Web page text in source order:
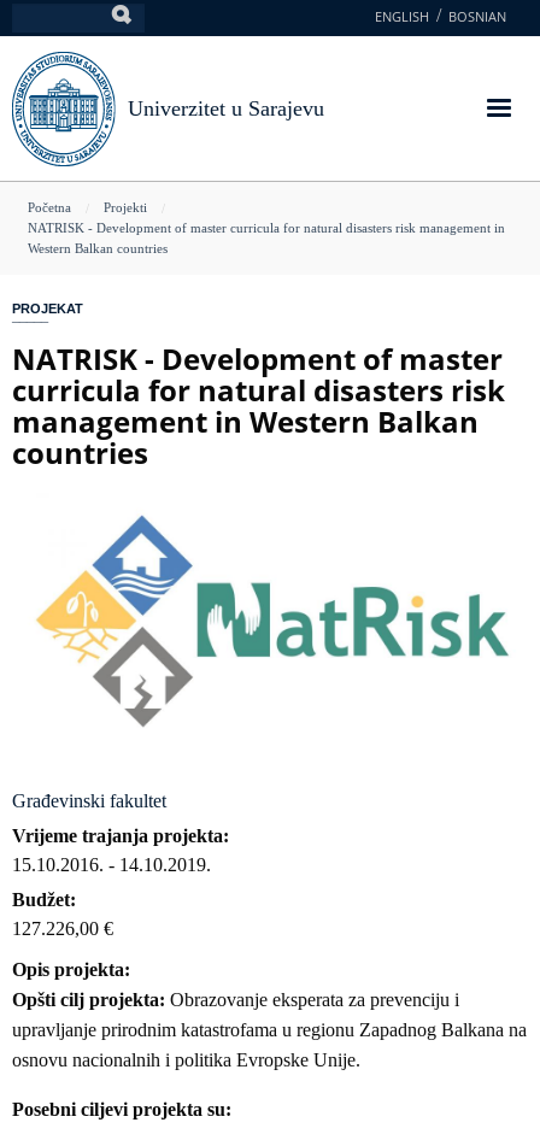
na
glavni
sadržaj
ENGLISH BOSNIAN
Univerzitet u Sarajevu
You
are
Početna
Projekti
NATRISK - Development of master curricula for natural disasters risk management in
Western Balkan countries
PROJEKAT
NATRISK - Development of master
curricula for natural disasters risk
management in Western Balkan
countries
Građevinski fakultet
Vrijeme trajanja projekta
15.10.2016. - 14.10.2019.
Budžet
127.226,00 €
Opis projekta
Opšti cilj projekta: Obrazovanje eksperata za prevenciju i
upravljanje prirodnim katastrofama u regionu Zapadnog Balkana na
osnovu nacionalnih i politika Evropske Unije.
Posebni ciljevi projekta su: